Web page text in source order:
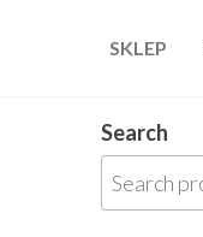
SKLEP
Search